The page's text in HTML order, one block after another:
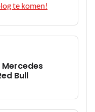
te komen!
Bull